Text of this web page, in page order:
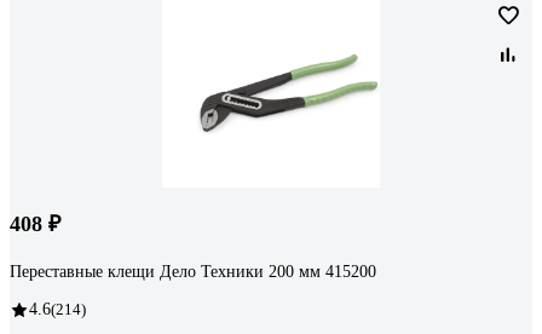
408 ₽
Переставные клещи Дело Техники 200 мм 415200
4.6(214)